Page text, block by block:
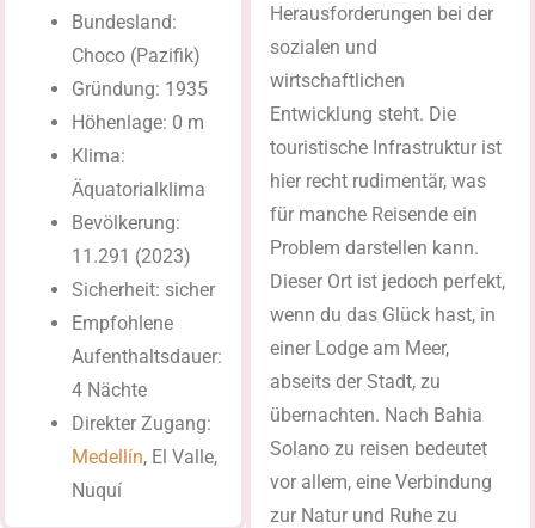
Bundesland:
Choco (Pazifik)
Gründung: 1935
Höhenlage: 0 m
Klima:
Äquatorialklima
Bevölkerung:
11.291 (2023)
Sicherheit: sicher
Empfohlene
Aufenthaltsdauer:
4 Nächte
Direkter Zugang:
Medellín, El Valle,
Nuquí
Herausforderungen bei der
sozialen und
wirtschaftlichen
Entwicklung steht. Die
touristische Infrastruktur ist
hier recht rudimentär, was
für manche Reisende ein
Problem darstellen kann.
Dieser Ort ist jedoch perfekt,
wenn du das Glück hast, in
einer Lodge am Meer,
abseits der Stadt, zu
übernachten. Nach Bahia
Solano zu reisen bedeutet
vor allem, eine Verbindung
zur Natur und Ruhe zu